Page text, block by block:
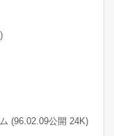
(96.02.09公開 24K)